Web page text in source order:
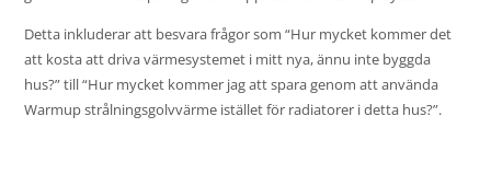
Detta inkluderar att besvara frågor som “Hur mycket kommer det
att kosta att driva värmesystemet i mitt nya, ännu inte byggda
hus?” till “Hur mycket kommer jag att spara genom att använda
Warmup strålningsgolvvärme istället för radiatorer i detta hus?”.